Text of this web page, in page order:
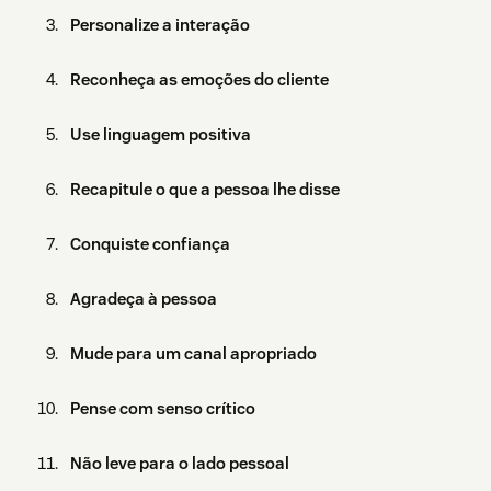
Personalize a interação
Reconheça as emoções do cliente
Use linguagem positiva
Recapitule o que a pessoa lhe disse
Conquiste confiança
Agradeça à pessoa
Mude para um canal apropriado
Pense com senso crítico
Não leve para o lado pessoal